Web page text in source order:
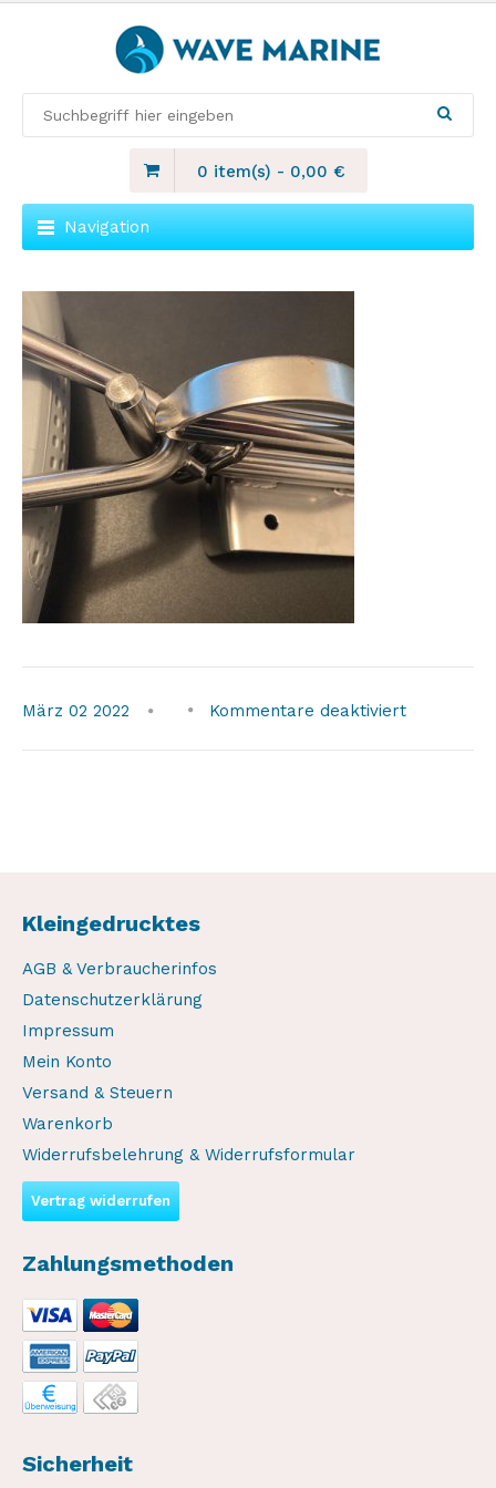
0 item(s) - 0,00 €
Navigation
März 02 2022 Kommentare deaktiviertfür
Kleingedrucktes
AGB & Verbraucherinfos
Datenschutzerklärung
Impressum
Mein Konto
Versand & Steuern
Warenkorb
Widerrufsbelehrung & Widerrufsformular
Vertrag widerrufen
Zahlungsmethoden
Sicherheit